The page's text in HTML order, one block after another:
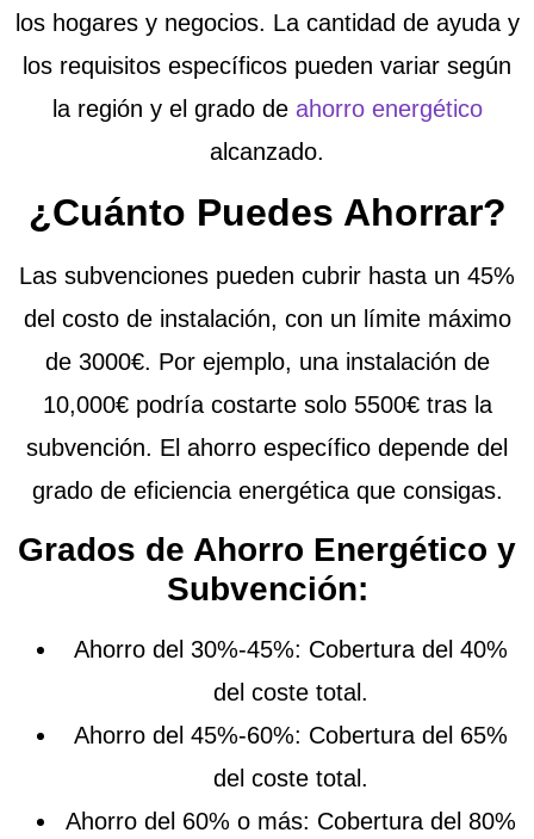
los hogares y negocios. La cantidad de ayuda y
los requisitos específicos pueden variar según
la región y el grado de ahorro energético
alcanzado.
¿Cuánto Puedes Ahorrar?
Las subvenciones pueden cubrir hasta un 45%
del costo de instalación, con un límite máximo
de 3000€. Por ejemplo, una instalación de
10,000€ podría costarte solo 5500€ tras la
subvención. El ahorro específico depende del
grado de eficiencia energética que consigas.
Grados de Ahorro Energético y
Subvención:
Ahorro del 30%-45%: Cobertura del 40%
del coste total.
Ahorro del 45%-60%: Cobertura del 65%
del coste total.
Ahorro del 60% o más: Cobertura del 80%